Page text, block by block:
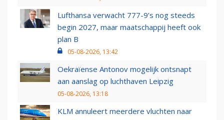
Lufthansa verwacht 777-9’s nog steeds
begin 2027, maar maatschappij heeft ook
plan B
05-08-2026, 13:42
Oekraïense Antonov mogelijk ontsnapt
aan aanslag op luchthaven Leipzig
05-08-2026, 13:18
KLM annuleert meerdere vluchten naar